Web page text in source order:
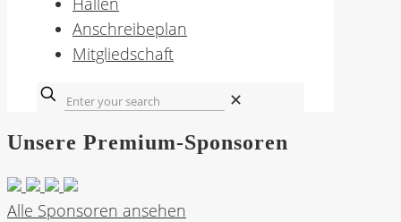
Anschreibeplan
Mitgliedschaft
✕
Unsere Premium-Sponsoren
Alle Sponsoren ansehen